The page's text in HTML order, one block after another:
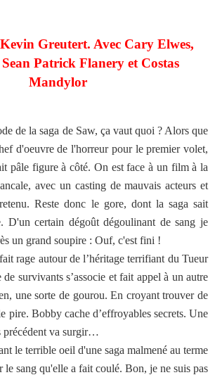
Greutert. Avec Cary Elwes,
Patrick Flanery et Costas
Mandylor
de la saga de Saw, ça vaut quoi ? Alors que
d'oeuvre de l'horreur pour le premier volet,
pâle figure à côté. On est face à un film à la
avec un casting de mauvais acteurs et
Reste donc le gore, dont la saga sait
D'un certain dégoût dégoulinant de sang je
un grand soupire : Ouf, c'est fini !
rage autour de l’héritage terrifiant du Tueur
survivants s’associe et fait appel à un autre
une sorte de gourou. En croyant trouver de
pire. Bobby cache d’effroyables secrets. Une
précédent va surgir…
le terrible oeil d'une saga malmené au terme
sang qu'elle a fait coulé. Bon, je ne suis pas